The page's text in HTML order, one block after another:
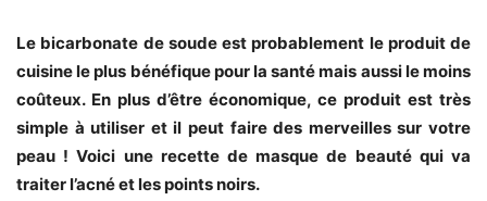
Le bicarbonate de soude est probablement le produit de
cuisine le plus bénéfique pour la santé mais aussi le moins
coûteux. En plus d’être économique, ce produit est très
simple à utiliser et il peut faire des merveilles sur votre
peau ! Voici une recette de masque de beauté qui va
traiter l’acné et les points noirs.